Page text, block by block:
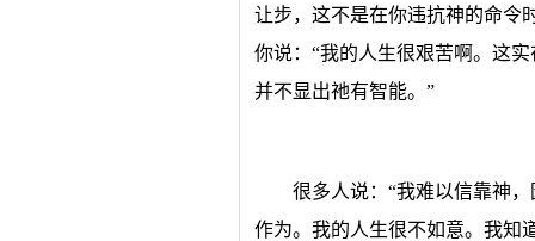
让步，这不是在你违抗神的命令
你说：“我的人生很艰苦啊。这
并不显出祂有智能。”
很多人说：“我难以信靠神
作为。我的人生很不如意。我知